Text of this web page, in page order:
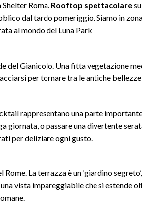
Roma. Rooftop spettacolare
dal tardo pomeriggio. Siamo in
al mondo del Luna Park
del Gianicolo. Una fitta vegetazione
per tornare tra le antiche bellezze
rappresentano una parte
giornata, o passare una divertente
per deliziare ogni gusto.
La terrazza è un ‘giardino
vista impareggiabile che si estende